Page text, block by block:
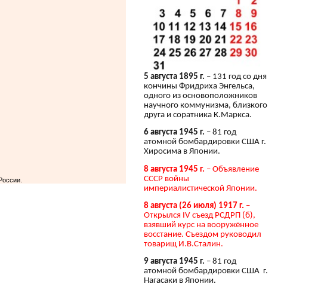
5 августа 1895 г. – 131 год со дня
кончины Фридриха Энгельса,
одного из основоположников
научного коммунизма, близкого
друга и соратника К.Маркса.
6 августа 1945 г. – 81 год
атомной бомбардировки США г.
Хиросима в Японии.
8 августа 1945 г. – Объявление
СССР войны
империалистической Японии.
8 августа (26 июля) 1917 г. –
Открылся IV съезд РСДРП (б),
взявший курс на вооружённое
восстание. Съездом руководил
товарищ И.В.Сталин.
9 августа 1945 г. – 81 год
атомной бомбардировки США г.
Нагасаки в Японии.